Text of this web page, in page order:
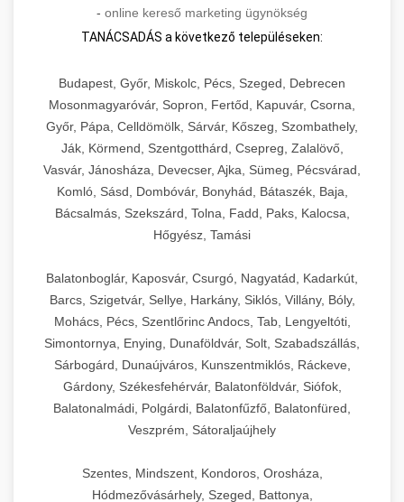
- online kereső marketing ügynökség
TANÁCSADÁS a következő településeken:
Budapest, Győr, Miskolc, Pécs, Szeged, Debrecen
Mosonmagyaróvár, Sopron, Fertőd, Kapuvár, Csorna,
Győr, Pápa, Celldömölk, Sárvár, Kőszeg, Szombathely,
Ják, Körmend, Szentgotthárd, Csepreg, Zalalövő,
Vasvár, Jánosháza, Devecser, Ajka, Sümeg, Pécsvárad,
Komló, Sásd, Dombóvár, Bonyhád, Bátaszék, Baja,
Bácsalmás, Szekszárd, Tolna, Fadd, Paks, Kalocsa,
Hőgyész, Tamási
Balatonboglár, Kaposvár, Csurgó, Nagyatád, Kadarkút,
Barcs, Szigetvár, Sellye, Harkány, Siklós, Villány, Bóly,
Mohács, Pécs, Szentlőrinc Andocs, Tab, Lengyeltóti,
Simontornya, Enying, Dunaföldvár, Solt, Szabadszállás,
Sárbogárd, Dunaújváros, Kunszentmiklós, Ráckeve,
Gárdony, Székesfehérvár, Balatonföldvár, Siófok,
Balatonalmádi, Polgárdi, Balatonfűzfő, Balatonfüred,
Veszprém, Sátoraljaújhely
Szentes, Mindszent, Kondoros, Orosháza,
Hódmezővásárhely, Szeged, Battonya,